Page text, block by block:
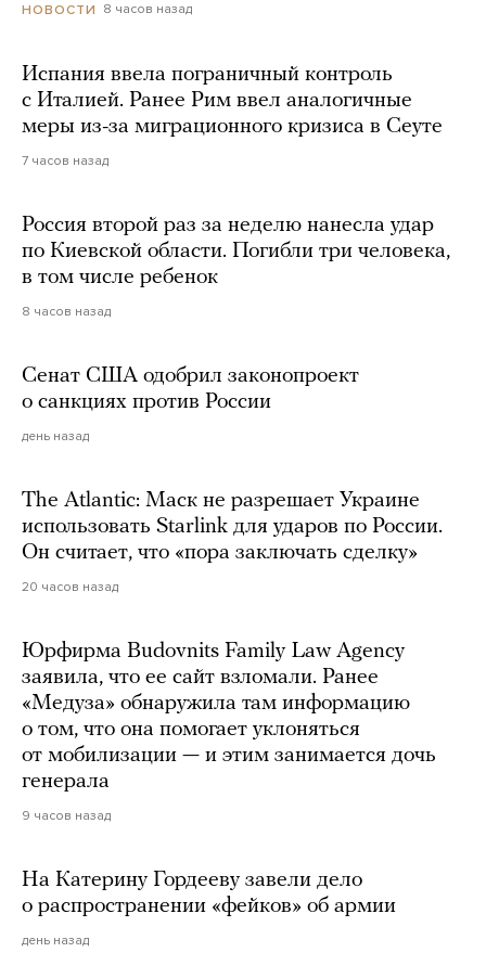
НОВОСТИ 8 часов назад
Испания ввела пограничный контроль
с Италией. Ранее Рим ввел аналогичные
меры из-за миграционного кризиса в Сеуте
7 часов назад
Россия второй раз за неделю нанесла удар
по Киевской области. Погибли три человека,
в том числе ребенок
8 часов назад
Сенат США одобрил законопроект
о санкциях против России
день назад
The Atlantic: Маск не разрешает Украине
использовать Starlink для ударов по России.
Он считает, что «пора заключать сделку»
20 часов назад
Юрфирма Budovnits Family Law Agency
заявила, что ее сайт взломали. Ранее
«Медуза» обнаружила там информацию
о том, что она помогает уклоняться
от мобилизации — и этим занимается дочь
генерала
9 часов назад
На Катерину Гордееву завели дело
о распространении «фейков» об армии
день назад